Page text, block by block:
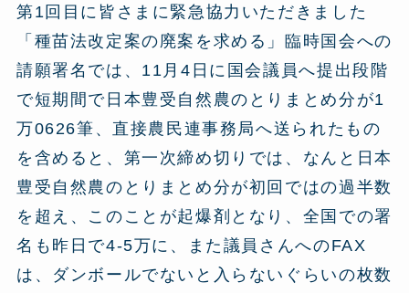
第1回目に皆さまに緊急協力いただきました
「種苗法改定案の廃案を求める」臨時国会への
請願署名では、11月4日に国会議員へ提出段階
で短期間で日本豊受自然農のとりまとめ分が1
万0626筆、直接農民連事務局へ送られたもの
を含めると、第一次締め切りでは、なんと日本
豊受自然農のとりまとめ分が初回ではの過半数
を超え、このことが起爆剤となり、全国での署
名も昨日で4-5万に、また議員さんへのFAX
は、ダンボールでないと入らないぐらいの枚数